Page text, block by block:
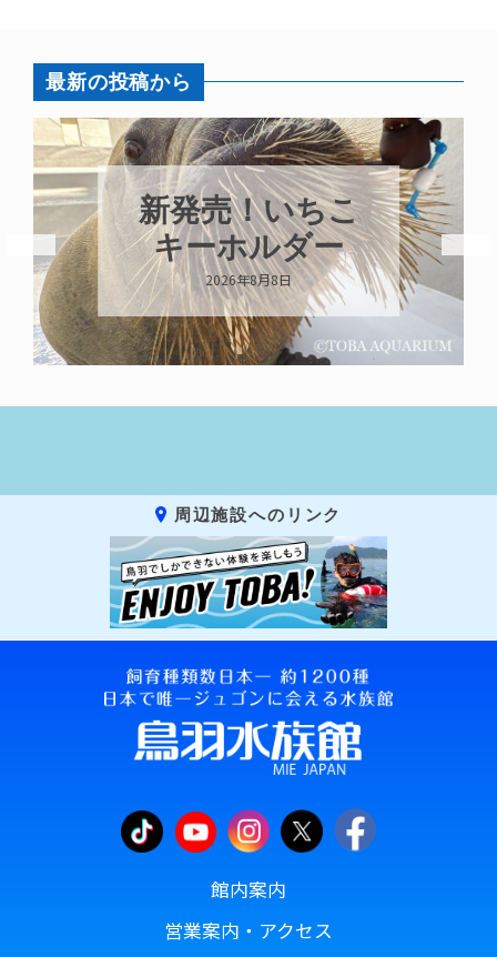
最新の投稿から
新発売！いちこ
キーホルダー
2026年8月8日
周辺施設へのリンク
館内案内
営業案内・アクセス